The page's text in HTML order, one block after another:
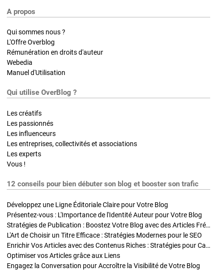
A propos
Qui sommes nous ?
L'Offre Overblog
Rémunération en droits d'auteur
Webedia
Manuel d'Utilisation
Qui utilise OverBlog ?
Les créatifs
Les passionnés
Les influenceurs
Les entreprises, collectivités et associations
Les experts
Vous !
12 conseils pour bien débuter son blog et booster son trafic
Développez une Ligne Éditoriale Claire pour Votre Blog
Présentez-vous : L'Importance de l'Identité Auteur pour Votre Blog
Stratégies de Publication : Boostez Votre Blog avec des Articles Fréquents et Exclusifs
L'Art de Choisir un Titre Efficace : Stratégies Modernes pour le SEO
Enrichir Vos Articles avec des Contenus Riches : Stratégies pour Captiver et Optimiser
Optimiser vos Articles grâce aux Liens
Engagez la Conversation pour Accroître la Visibilité de Votre Blog